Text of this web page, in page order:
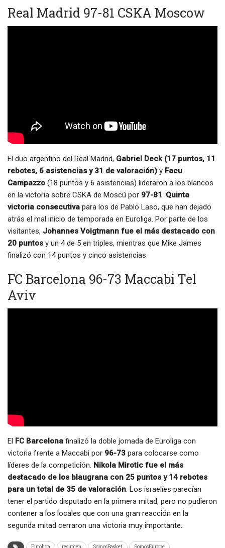
Real Madrid 97-81 CSKA Moscow
El duo argentino del Real Madrid, Gabriel Deck (17 puntos, 11
rebotes, 6 asistencias y 31 de valoración) y Facu
Campazzo (18 puntos y 6 asistencias) lideraron a los blancos
en la victoria sobre CSKA de Moscú por 97-81. Quinta
victoria consecutiva para los de Pablo Laso, que han dejado
atrás el mal inicio de temporada en Euroliga. Por parte de los
visitantes, Johannes Voigtmann fue el más destacado con
20 puntos y un 4 de 5 en triples, mientras que Mike James
finalizó con 14 puntos y cinco asistencias.
FC Barcelona 96-73 Maccabi Tel
Aviv
El FC Barcelona finalizó la doble jornada de Euroliga con
victoria frente a Maccabi por 96-73 para colocarse como
líderes de la competición. Nikola Mirotic fue el más
destacado de los blaugrana con 25 puntos y 14 rebotes
para un total de 35 de valoración. Los israelíes parecían
tener el partido disputado en la primera mitad, pero no pudieron
contener a los locales que con una gran reacción en la
segunda mitad cerraron una victoria muy importante.